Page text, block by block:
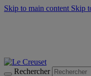
Skip to main content Skip
Rechercher